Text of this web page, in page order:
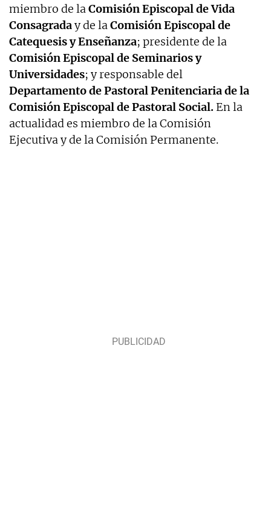
miembro de laComisión Episcopal de Vida
Consagraday de laComisión Episcopal de
Catequesis y Enseñanza; presidente de la
Comisión Episcopal de Seminarios y
Universidades; y responsable del
Departamento de Pastoral Penitenciaria de la
Comisión Episcopal de Pastoral Social. En la
actualidad es miembro de la Comisión
Ejecutiva y de la Comisión Permanente.